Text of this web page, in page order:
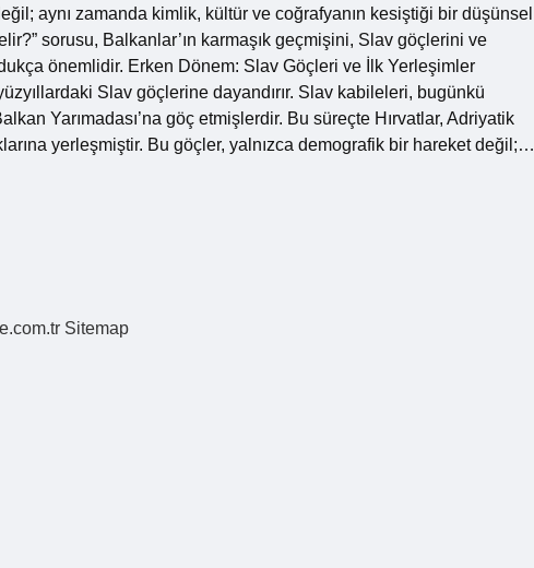
aynı zamanda kimlik, kültür ve coğrafyanın kesiştiği bir düşünsel
sorusu, Balkanlar’ın karmaşık geçmişini, Slav göçlerini ve
önemlidir. Erken Dönem: Slav Göçleri ve İlk Yerleşimler
Slav göçlerine dayandırır. Slav kabileleri, bugünkü
Yarımadası’na göç etmişlerdir. Bu süreçte Hırvatlar, Adriyatik
yerleşmiştir. Bu göçler, yalnızca demografik bir hareket değil;…
Sitemap